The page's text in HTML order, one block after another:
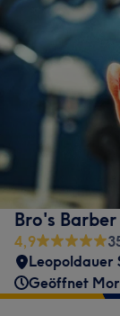
Bro's
4,9
Leopoldauer
Geöffnet